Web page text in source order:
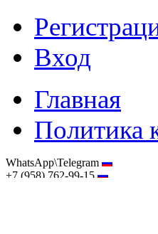
Вход
Главная
Политика
WhatsApp\Telegram
+7 (958) 762-99-15